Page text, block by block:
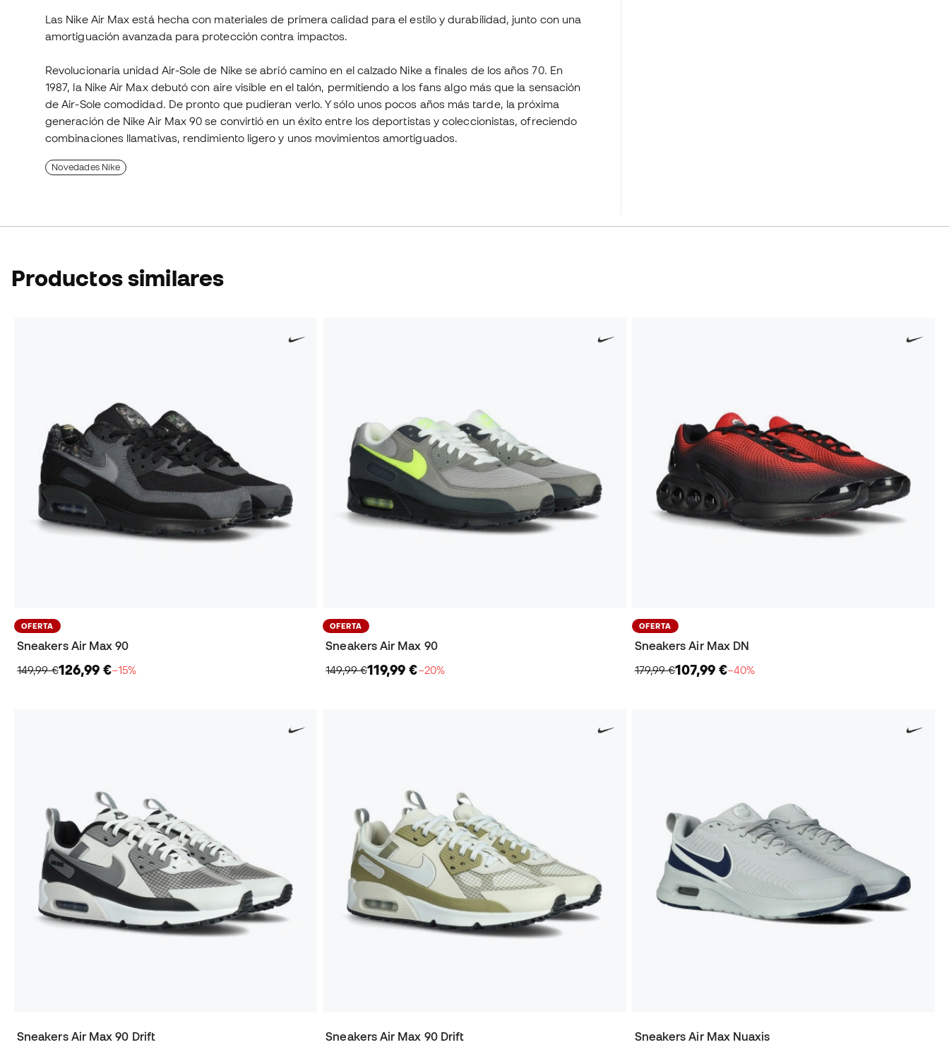
Las Nike Air Max está hecha con materiales de primera calidad para el estilo y durabilidad, junto con una
amortiguación avanzada para protección contra impactos.
Revolucionaria unidad Air-Sole de Nike se abrió camino en el calzado Nike a finales de los años 70. En
1987, la Nike Air Max debutó con aire visible en el talón, permitiendo a los fans algo más que la sensación
de Air-Sole comodidad. De pronto que pudieran verlo. Y sólo unos pocos años más tarde, la próxima
generación de Nike Air Max 90 se convirtió en un éxito entre los deportistas y coleccionistas, ofreciendo
combinaciones llamativas, rendimiento ligero y unos movimientos amortiguados.
Novedades Nike
Productos similares
OFERTA
Sneakers Air Max 90
149,99 €126,99 €−15%
OFERTA
Sneakers Air Max 90
149,99 €119,99 €−20%
OFERTA
Sneakers Air Max DN
179,99 €107,99 €−40%
Sneakers Air Max 90 Drift Sneakers Air Max 90 Drift Sneakers Air Max Nuaxis